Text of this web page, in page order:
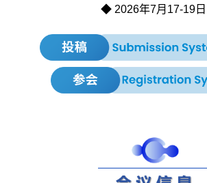
◆ 2026年7月17-19日